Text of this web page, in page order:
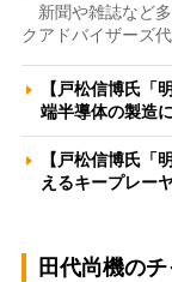
新聞や雑誌など
クアドバイザーズ
【戸松信博氏「
端半導体の製造
【戸松信博氏「
えるキープレ
田代尚機の